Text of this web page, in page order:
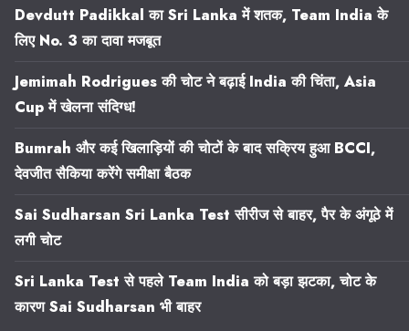
Devdutt Padikkal का Sri Lanka में शतक, Team India के
लिए No. 3 का दावा मजबूत
Jemimah Rodrigues की चोट ने बढ़ाई India की चिंता, Asia
Cup में खेलना संदिग्ध!
Bumrah और कई खिलाड़ियों की चोटों के बाद सक्रिय हुआ BCCI,
देवजीत सैकिया करेंगे समीक्षा बैठक
Sai Sudharsan Sri Lanka Test सीरीज से बाहर, पैर के अंगूठे में
लगी चोट
Sri Lanka Test से पहले Team India को बड़ा झटका, चोट के
कारण Sai Sudharsan भी बाहर